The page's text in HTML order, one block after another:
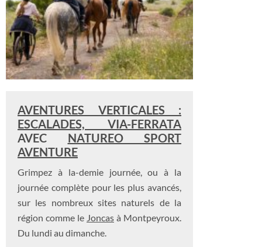
AVENTURES VERTICALES :
ESCALADES, VIA-FERRATA
AVEC NATUREO SPORT
AVENTURE
Grimpez à la-demie journée, ou à la
journée complète pour les plus avancés,
sur les nombreux sites naturels de la
région comme le Joncas à Montpeyroux.
Du lundi au dimanche.